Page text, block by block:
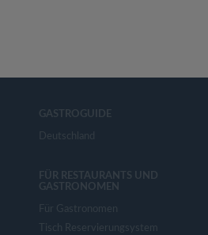
GASTROGUIDE
Deutschland
FÜR RESTAURANTS UND
GASTRONOMEN
Für Gastronomen
Tisch Reservierungsystem